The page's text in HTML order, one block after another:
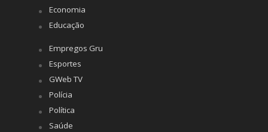
Economia
Educação
Empregos Gru
Esportes
GWeb TV
Polícia
Política
Saúde